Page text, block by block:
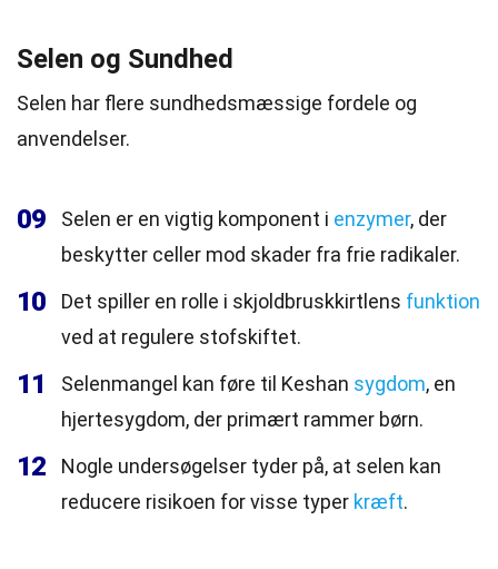
Selen og Sundhed
Selen har flere sundhedsmæssige fordele og
anvendelser.
09 Selen er en vigtig komponent i enzymer, der
beskytter celler mod skader fra frie radikaler.
10 Det spiller en rolle i skjoldbruskkirtlens funktion
ved at regulere stofskiftet.
11 Selenmangel kan føre til Keshan sygdom, en
hjertesygdom, der primært rammer børn.
12
Nogle undersøgelser tyder på, at selen kan
reducere risikoen for visse typer kræft.